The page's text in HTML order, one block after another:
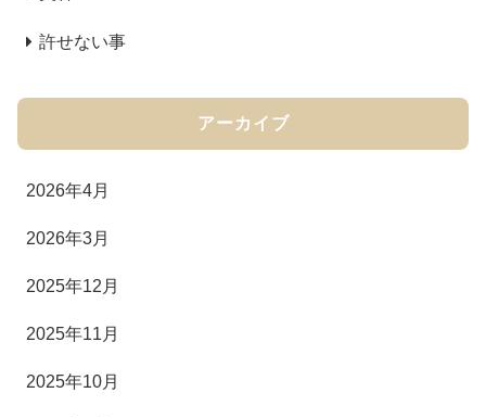
許せない事
アーカイブ
2026年4月
2026年3月
2025年12月
2025年11月
2025年10月